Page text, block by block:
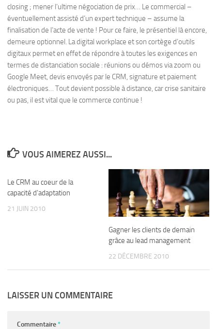
closing ; mener l’ultime négociation de prix… Le commercial –
éventuellement assisté d’un expert technique – assume la
finalisation de l’acte de vente ! Pour ce faire, le présentiel là encore,
demeure optionnel. La digital workplace et son cortège d’outils
digitaux permet en effet de répondre à toutes les exigences en
termes de distanciation sociale : réunions ou démos via zoom ou
Google Meet, devis envoyés par le CRM, signature et paiement
électroniques… Tout devient possible à distance, car crise sanitaire
ou pas, il est vital que le commerce continue !
VOUS AIMEREZ AUSSI...
Le CRM au coeur de la
capacité d’adaptation
21 JUIN 2010
Gagner les clients de demain
grâce au lead management
22 DÉCEMBRE 2010
LAISSER UN COMMENTAIRE
Commentaire*